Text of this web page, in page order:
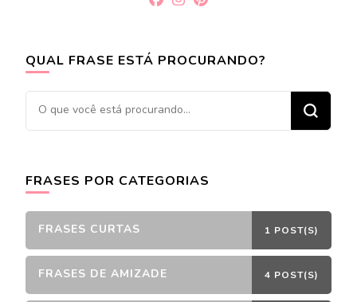
QUAL FRASE ESTÁ PROCURANDO?
Procurando
algo?
FRASES POR CATEGORIAS
FRASES CURTAS 1 POST(S)
FRASES DE AMIZADE 4 POST(S)